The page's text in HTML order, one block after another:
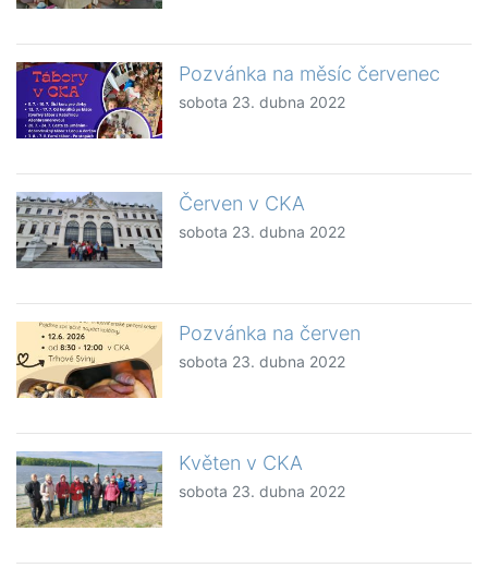
Pozvánka na měsíc červenec
sobota 23. dubna 2022
Červen v CKA
sobota 23. dubna 2022
Pozvánka na červen
sobota 23. dubna 2022
Květen v CKA
sobota 23. dubna 2022